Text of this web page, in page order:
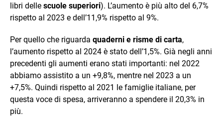
libri delle scuole superiori). L’aumento è più alto del 6,7%
rispetto al 2023 e dell’11,9% rispetto al 9%.
Per quello che riguarda quaderni e risme di carta,
l’aumento rispetto al 2024 è stato dell’1,5%. Già negli anni
precedenti gli aumenti erano stati importanti: nel 2022
abbiamo assistito a un +9,8%, mentre nel 2023 a un
+7,5%. Quindi rispetto al 2021 le famiglie italiane, per
questa voce di spesa, arriveranno a spendere il 20,3% in
più.